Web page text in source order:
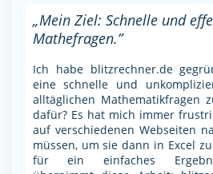
„Mein Ziel: Schnelle und
Mathefragen.”
Ich habe blitzrechner.de
eine schnelle und
alltäglichen Mathematikfragen
dafür? Es hat mich immer
auf verschiedenen Webseiten
müssen, um sie dann in Excel
für ein einfaches